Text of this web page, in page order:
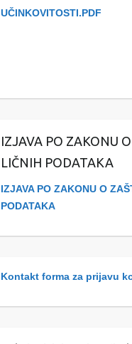
UČINKOVITOSTI.PDF
IZJAVA PO ZAKONU
LIČNIH PODATAKA
IZJAVA PO ZAKONU O
PODATAKA
Kontakt forma za prijavu